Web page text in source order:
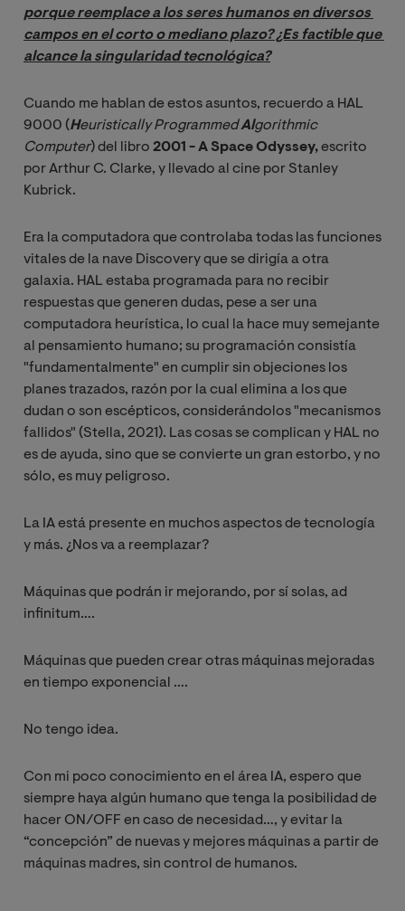
porque reemplace a los seres humanos en diversos
campos en el corto o mediano plazo? ¿Es factible que
alcance la singularidad tecnológica?
Cuando me hablan de estos asuntos, recuerdo a HAL
9000 (Heuristically Programmed Algorithmic
Computer) del libro 2001 - A Space Odyssey,escrito
por Arthur C. Clarke, y llevado al cine por Stanley
Kubrick.
Era la computadora que controlaba todas las funciones
vitales de la nave Discovery que se dirigía a otra
galaxia. HAL estaba programada para no recibir
respuestas que generen dudas, pese a ser una
computadora heurística, lo cual la hace muy semejante
al pensamiento humano; su programación consistía
"fundamentalmente" en cumplir sin objeciones los
planes trazados, razón por la cual elimina a los que
dudan o son escépticos, considerándolos "mecanismos
fallidos" (Stella, 2021). Las cosas se complican y HAL no
es de ayuda, sino que se convierte un gran estorbo, y no
sólo, es muy peligroso.
La IA está presente en muchos aspectos de tecnología
y más. ¿Nos va a reemplazar?
Máquinas que podrán ir mejorando, por sí solas, ad
infinitum….
Máquinas que pueden crear otras máquinas mejoradas
en tiempo exponencial ….
No tengo idea.
Con mi poco conocimiento en el área IA, espero que
siempre haya algún humano que tenga la posibilidad de
hacer ON/OFF en caso de necesidad…, y evitar la
“concepción” de nuevas y mejores máquinas a partir de
máquinas madres, sin control de humanos.